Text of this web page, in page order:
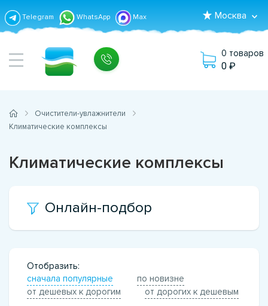
Telegram WhatsApp Max Москва
0 товаров
0
Очистители-увлажнители
Климатические комплексы
Климатические комплексы
Онлайн-подбор
Отобразить:
сначала популярные
по новизне
от дешевых к дорогим
от дорогих к дешевым